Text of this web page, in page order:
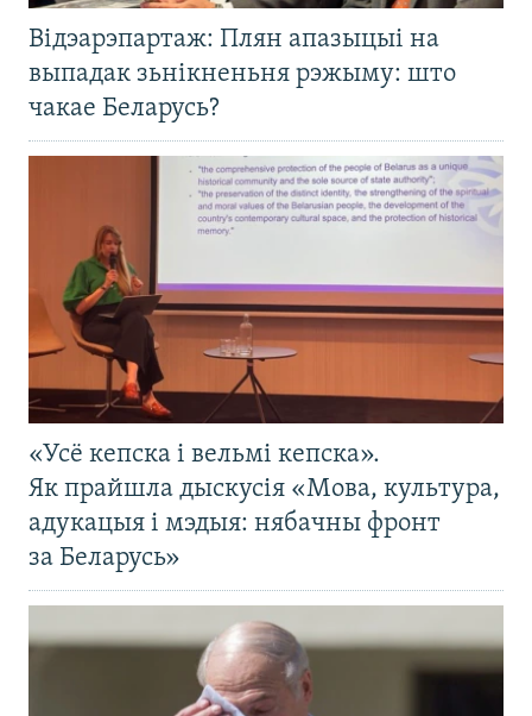
Відэарэпартаж: Плян апазыцыі на
выпадак зьнікненьня рэжыму: што
чакае Беларусь?
«Усё кепска і вельмі кепска».
Як прайшла дыскусія «Мова, культура,
адукацыя і мэдыя: нябачны фронт
за Беларусь»